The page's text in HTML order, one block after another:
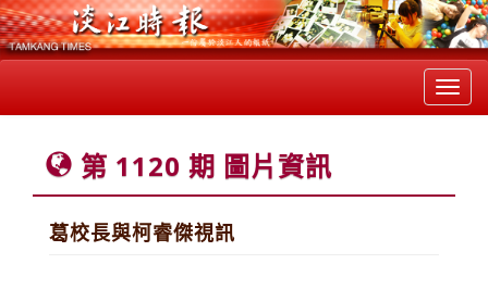
第 1120 期 圖片資訊
葛校長與柯睿傑視訊